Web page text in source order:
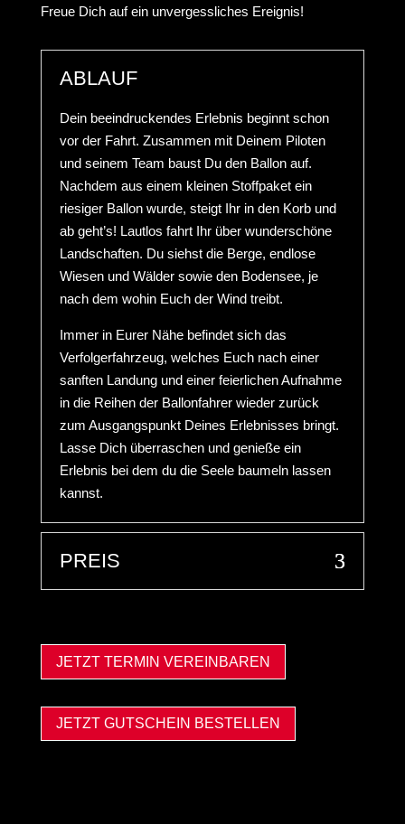
Freue Dich auf ein unvergessliches Ereignis!
ABLAUF
Dein beeindruckendes Erlebnis beginnt schon
vor der Fahrt. Zusammen mit Deinem Piloten
und seinem Team baust Du den Ballon auf.
Nachdem aus einem kleinen Stoffpaket ein
riesiger Ballon wurde, steigt Ihr in den Korb und
ab geht’s! Lautlos fahrt Ihr über wunderschöne
Landschaften. Du siehst die Berge, endlose
Wiesen und Wälder sowie den Bodensee, je
nach dem wohin Euch der Wind treibt.
Immer in Eurer Nähe befindet sich das
Verfolgerfahrzeug, welches Euch nach einer
sanften Landung und einer feierlichen Aufnahme
in die Reihen der Ballonfahrer wieder zurück
zum Ausgangspunkt Deines Erlebnisses bringt.
Lasse Dich überraschen und genieße ein
Erlebnis bei dem du die Seele baumeln lassen
kannst.
PREIS
JETZT TERMIN VEREINBAREN
JETZT GUTSCHEIN BESTELLEN